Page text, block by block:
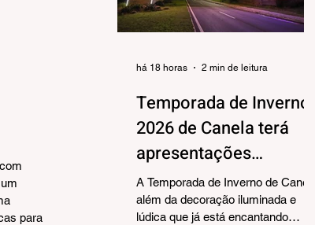
para
Temporada de Inverno
2026 de Canela terá
apresentações
musicais na Praça João
Corrêa
A Temporada de Inverno de Canela,
além da decoração iluminada e
lúdica que já está encantando
há 18 horas 2 min de leitura